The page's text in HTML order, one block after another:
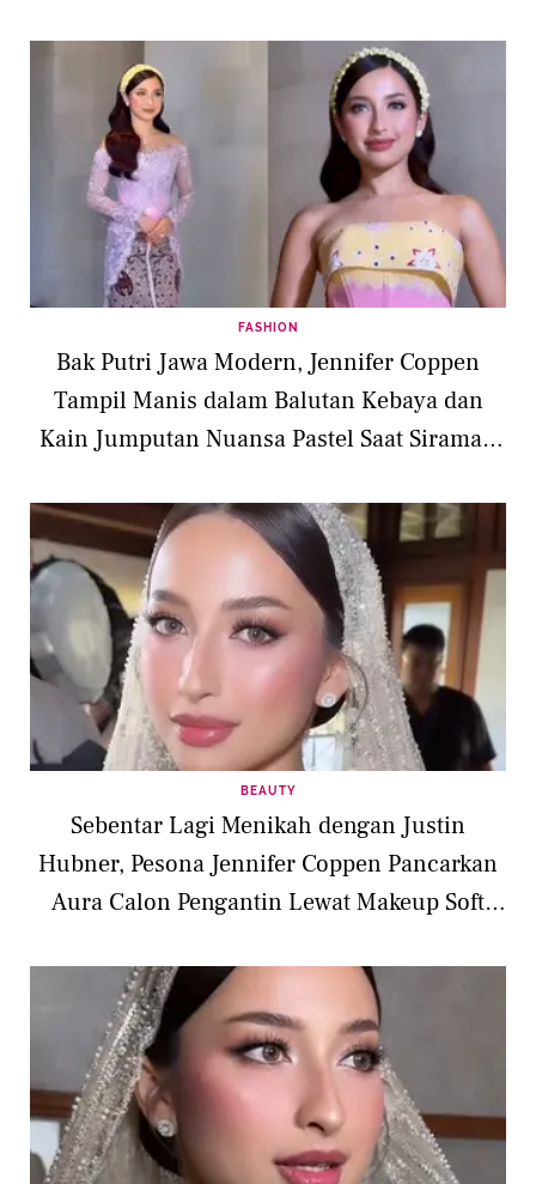
FASHION
Bak Putri Jawa Modern, Jennifer Coppen
Tampil Manis dalam Balutan Kebaya dan
Kain Jumputan Nuansa Pastel Saat Siraman
BEAUTY
Sebentar Lagi Menikah dengan Justin
Hubner, Pesona Jennifer Coppen Pancarkan
Aura Calon Pengantin Lewat Makeup Soft